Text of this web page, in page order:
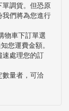
調貨。但恐原
我們將為您進行
物車下訂單選
您運費金額。
速處理您的訂
數量者，可洽